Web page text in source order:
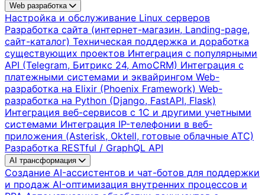
Web разработка
Настройка и обслуживание Linux серверов
Разработка сайта (интернет-магазин, Landing-page,
сайт-каталог) Техническая поддержка и доработка
существующих проектов Интеграция с популярными
API (Telegram, Битрикс 24, AmoCRM) Интеграция с
платежными системами и эквайрингом Web-
разработка на Elixir (Phoenix Framework) Web-
разработка на Python (Django, FastAPI, Flask)
Интеграция веб-сервисов с 1С и другими учетными
системами Интеграция IP-телефонии в веб-
приложения (Asterisk, Oktell, готовые облачные АТС)
Разработка RESTful / GraphQL API
AI трансформация
Создание AI-ассистентов и чат-ботов для поддержки
и продаж AI-оптимизация внутренних процессов и